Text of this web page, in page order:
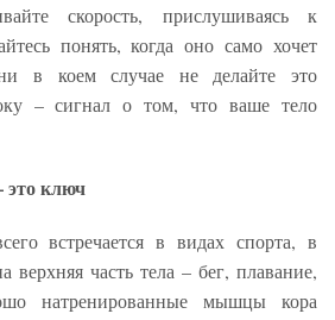
скорость, прислушиваясь к
понять, когда оно само хочет
в коем случае не делайте это
– сигнал о том, что ваше тело
это ключ
встречается в видах спорта, в
верхняя часть тела – бег, плавание,
натренированные мышцы кора